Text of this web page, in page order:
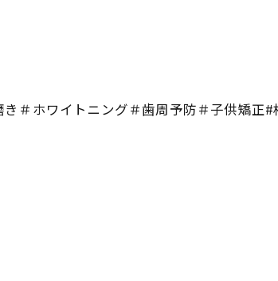
＃ホワイトニング＃歯周予防＃子供矯正